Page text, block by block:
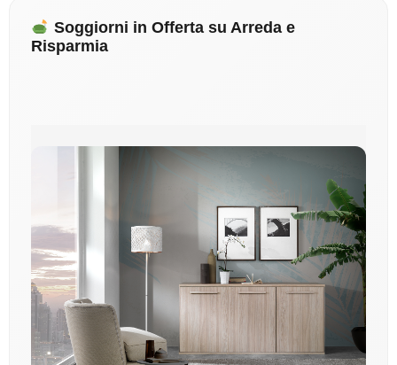
Soggiorni in Offerta su Arreda e
Risparmia